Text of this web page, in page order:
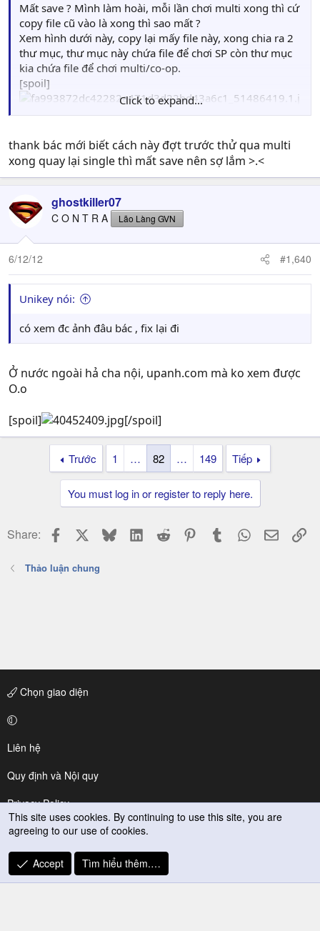
Mất save ? Mình làm hoài, mỗi lần chơi multi xong thì cứ
copy file cũ vào là xong thì sao mất ?
Xem hình dưới này, copy lại mấy file này, xong chia ra 2
thư mục, thư mục này chứa file để chơi SP còn thư mục
kia chứa file để chơi multi/co-op.
[spoil]
Click to expand...
thank bác mới biết cách này đợt trước thử qua multi
xong quay lại single thì mất save nên sợ lắm >.<
ghostkiller07
C O N T R A Lão Làng GVN
6/12/12 #1,640
Unikey nói:
có xem đc ảnh đâu bác , fix lại đi
Ở nước ngoài hả cha nội, upanh.com mà ko xem được
O.o
[spoil]
[/spoil]
Trước 1 … 82 … 149 Tiếp
You must log in or register to reply here.
Share: Facebook BlueskyLinkedIn
Reddit PinterestTumblr WhatsApp
Email
Thảo luận chung
Chọn giao diện
Liên hệ
Quy định và Nội quy
Privacy Policy
Trợ giúp
R
S
This site uses cookies. By continuing to use this site, you are
agreeing to our use of cookies.
Accept Tìm hiểu thêm.…